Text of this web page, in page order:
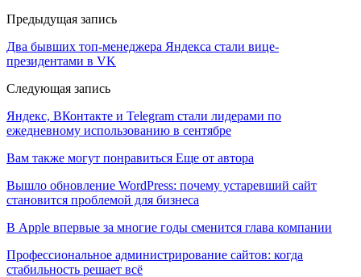
Предыдущая запись
Два бывших топ-менеджера Яндекса стали вице-
президентами в VK
Следующая запись
Яндекс, ВКонтакте и Telegram стали лидерами по
ежедневному использованию в сентябре
Вам также могут понравиться Еще от автора
Вышло обновление WordPress: почему устаревший сайт
становится проблемой для бизнеса
В Apple впервые за многие годы сменится глава компании
Профессиональное администрирование сайтов: когда
стабильность решает всё